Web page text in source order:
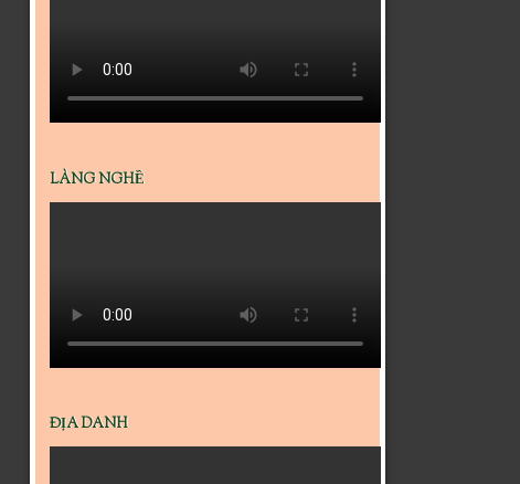
LÀNG NGHỀ
ĐỊA DANH